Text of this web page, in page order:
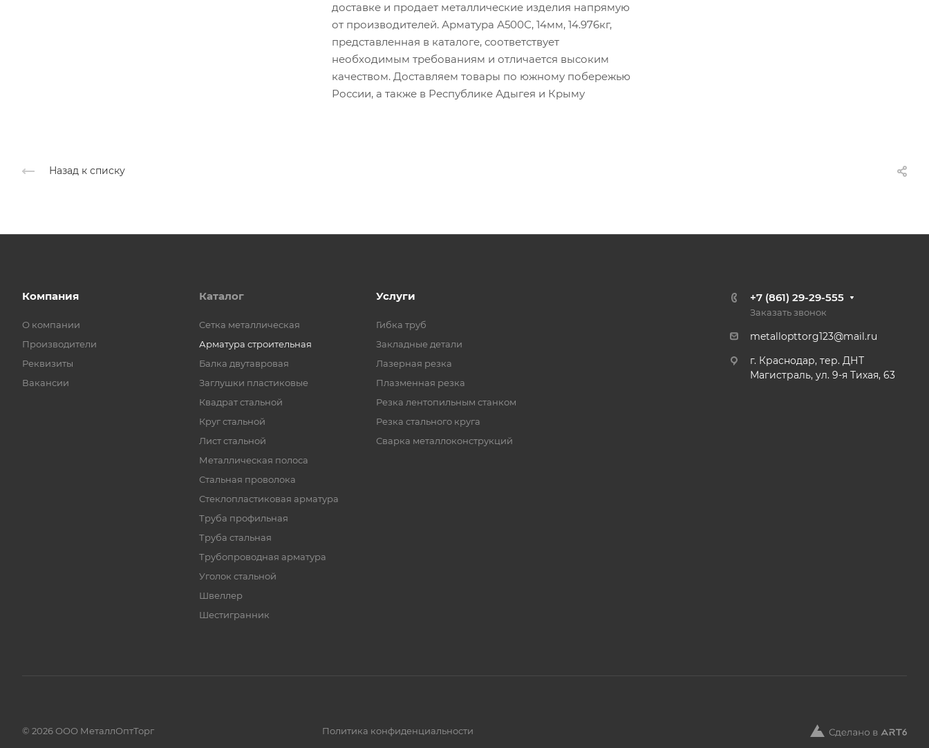
доставке и продает металлические изделия напрямую
от производителей. Арматура А500С, 14мм, 14.976кг,
представленная в каталоге, соответствует
необходимым требованиям и отличается высоким
качеством. Доставляем товары по южному побережью
России, а также в Республике Адыгея и Крыму
Назад к списку
Компания
О компании
Производители
Реквизиты
Вакансии
Каталог
Cетка металлическая
Арматура строительная
Балка двутавровая
Заглушки пластиковые
Квадрат стальной
Круг стальной
Лист стальной
Металлическая полоса
Стальная проволока
Стеклопластиковая арматура
Труба профильная
Труба стальная
Трубопроводная арматура
Уголок стальной
Швеллер
Шестигранник
Услуги
Гибка труб
Закладные детали
Лазерная резка
Плазменная резка
Резка лентопильным станком
Резка стального круга
Сварка металлоконструкций
+7 (861) 29-29-555
Заказать звонок
metallopttorg123@mail.ru
г. Краснодар, тер. ДНТ
Магистраль, ул. 9-я Тихая, 63
© 2026 ООО МеталлОптТорг Политика конфиденциальности